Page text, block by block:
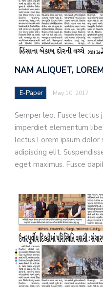
NAM ALIQUET,
E-Paper May 10, 2017
Semper leo. Fusce lectus
imperdiet elementum
lectus.Lorem ipsum
adipiscing elit.
eget maximus. Fusce